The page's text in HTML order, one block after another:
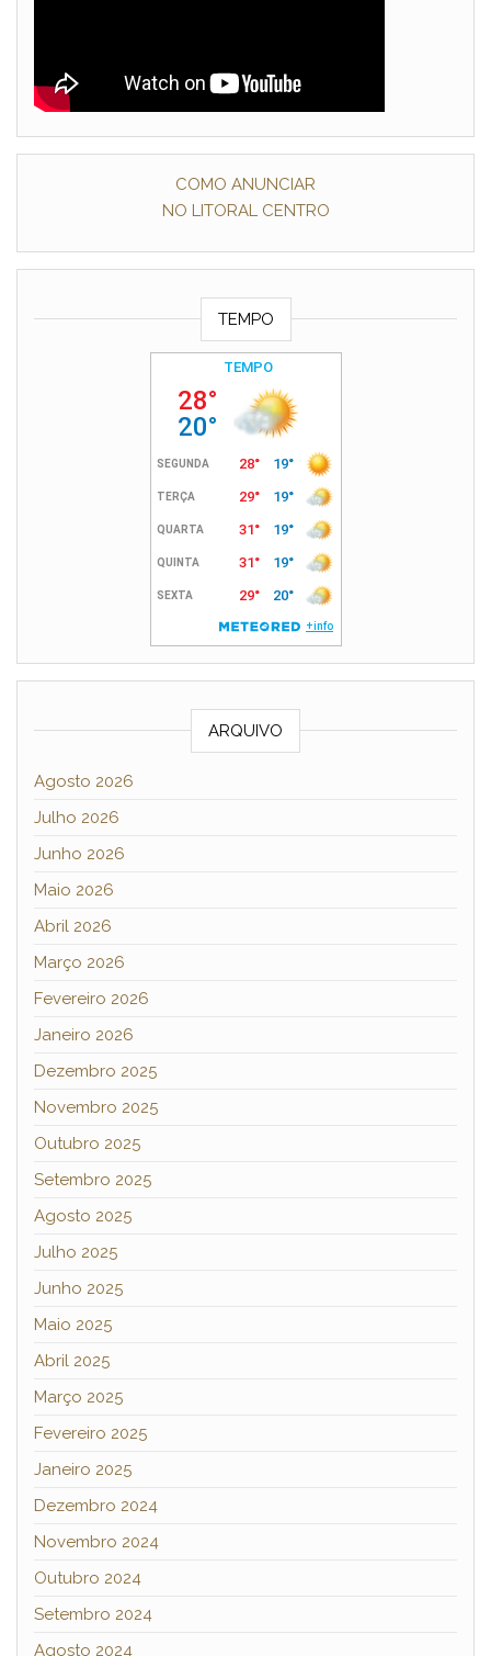
COMO ANUNCIAR
NO LITORAL CENTRO
TEMPO
ARQUIVO
Agosto 2026
Julho 2026
Junho 2026
Maio 2026
Abril 2026
Março 2026
Fevereiro 2026
Janeiro 2026
Dezembro 2025
Novembro 2025
Outubro 2025
Setembro 2025
Agosto 2025
Julho 2025
Junho 2025
Maio 2025
Abril 2025
Março 2025
Fevereiro 2025
Janeiro 2025
Dezembro 2024
Novembro 2024
Outubro 2024
Setembro 2024
Agosto 2024